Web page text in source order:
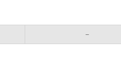
–